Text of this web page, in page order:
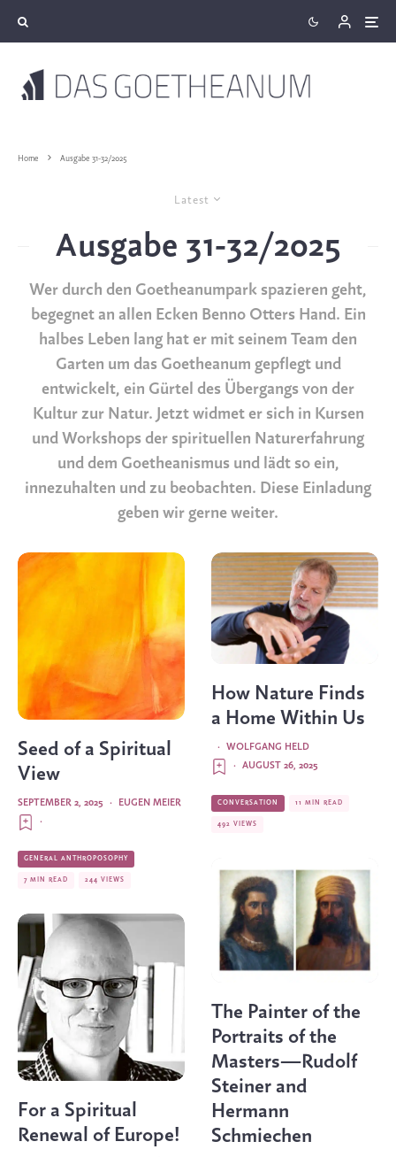
Home Ausgabe 31-32/2025
Latest
Ausgabe 31-32/2025
Wer durch den Goetheanumpark spazieren geht,
begegnet an allen Ecken Benno Otters Hand. Ein
halbes Leben lang hat er mit seinem Team den
Garten um das Goetheanum gepflegt und
entwickelt, ein Gürtel des Übergangs von der
Kultur zur Natur. Jetzt widmet er sich in Kursen
und Workshops der spirituellen Naturerfahrung
und dem Goetheanismus und lädt so ein,
innezuhalten und zu beobachten. Diese Einladung
geben wir gerne weiter.
Seed of a Spiritual
View
EUGEN MEIER
·
SEPTEMBER 2, 2025
·
GENERAL ANTHROPOSOPHY
7 MIN READ 244 VIEWS
For a Spiritual
Renewal of Europe!
How Nature Finds
a Home Within Us
WOLFGANG HELD
·
AUGUST 26, 2025
·
CONVERSATION 11 MIN READ
492 VIEWS
The Painter of the
Portraits of the
Masters—Rudolf
Steiner and
Hermann
Schmiechen